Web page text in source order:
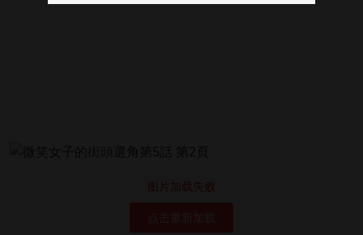
图片加载失败